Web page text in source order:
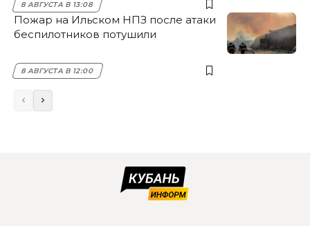
8 АВГУСТА В 13:08
Пожар на Ильском НПЗ после атаки
беспилотников потушили
8 АВГУСТА В 12:00